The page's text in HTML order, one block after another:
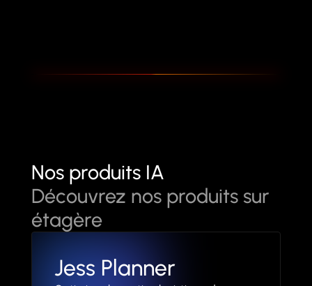
Nos produits IA
Découvrez nos produits sur
étagère
Jess Planner